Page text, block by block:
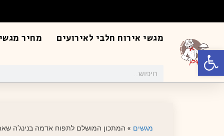
פתח סרגל נגישות
מגשי אירוח חלבי לאירועים מחיר
מגשים » המתכון המושלם לתפוח אדמה בנינג'ה